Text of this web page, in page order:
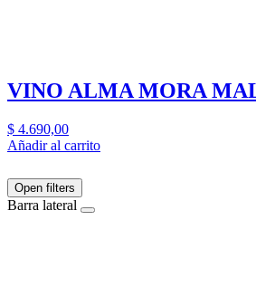
VINO ALMA MORA
$ 4.690,00
Añadir al carrito
Open filters
Barra lateral